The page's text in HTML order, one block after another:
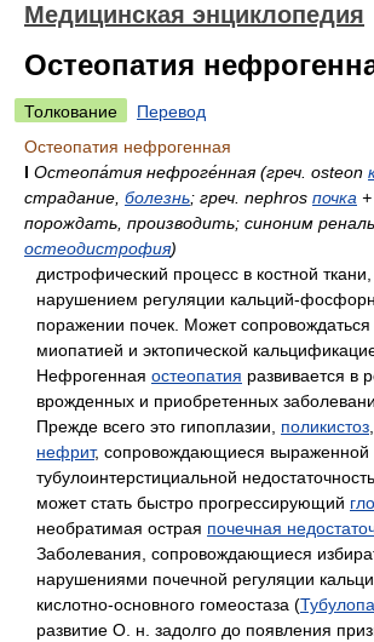
Медицинская энциклопедия
Остеопатия
Толкование
Перевод
Остеопатия нефрогенная
I Остеопа́тия нефроге́нная (греч. osteon
страдание, болезнь; греч. nephros почка
порождать, производить; синоним
остеодистрофия)
дистрофический процесс в костной
нарушением регуляции кальций-
поражении почек. Может
миопатией и эктопической
Нефрогенная остеопатия развивается в
врожденных и приобретенных
Прежде всего это гипоплазии, поликистоз
нефрит, сопровождающиеся выраженной
тубулоинтерстициальной
может стать быстро прогрессирующий
необратимая острая почечная
Заболевания, сопровождающиеся
нарушениями почечной регуляции
кислотно-основного гомеостаза (
развитие О. н. задолго до появления